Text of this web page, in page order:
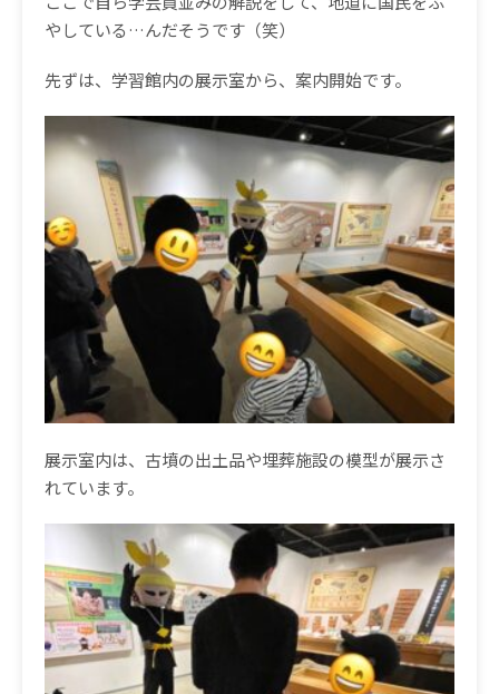
やしている …んだそうです（笑）
先ずは、学習館内の展示室から、案内開始です。
展示室内は、古墳の出土品や埋葬施設の模型が展示さ
れています。